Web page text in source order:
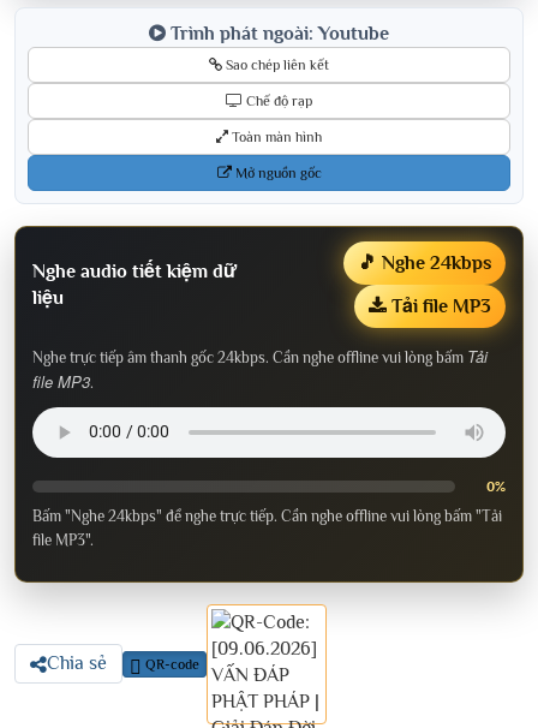
Trình phát ngoài: Youtube
Sao chép liên kết
Chế độ rạp
Toàn màn hình
Mở nguồn gốc
Nghe audio tiết kiệm dữ
liệu
🎵 Nghe 24kbps
Tải file MP3
Nghe trực tiếp âm thanh gốc 24kbps. Cần nghe offline vui lòng bấm Tải
file MP3.
0%
Bấm "Nghe 24kbps" để nghe trực tiếp. Cần nghe offline vui lòng bấm "Tải
file MP3".
Chia sẻ QR-code